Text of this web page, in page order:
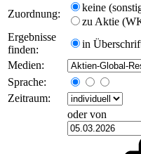
Zuordnung:
keine
zu Aktie
Ergebnisse
finden:
in
Medien:
Sprache:
Zeitraum:
oder von